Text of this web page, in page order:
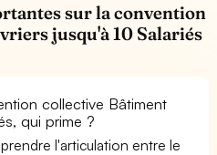
sur la convention
jusqu'à 10 Salariés
collective Bâtiment
qui prime ?
l'articulation entre le